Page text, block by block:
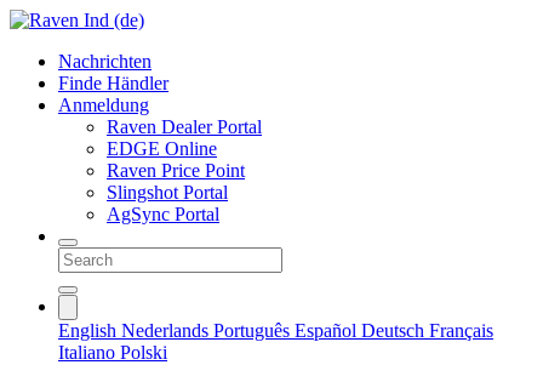
Nachrichten
Finde Händler
Anmeldung
Raven Dealer Portal
EDGE Online
Raven Price Point
Slingshot Portal
AgSync Portal
English Nederlands Português Español Deutsch Français
Italiano Polski